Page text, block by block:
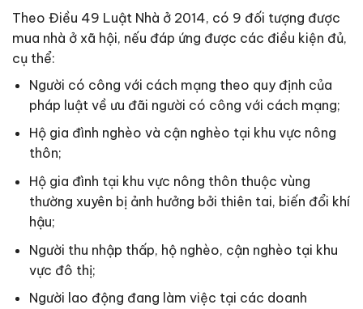
Theo Điều 49 Luật Nhà ở 2014, có 9 đối tượng được
mua nhà ở xã hội, nếu đáp ứng được các điều kiện đủ,
cụ thể:
Người có công với cách mạng theo quy định của
pháp luật về ưu đãi người có công với cách mạng;
Hộ gia đình nghèo và cận nghèo tại khu vực nông
thôn;
Hộ gia đình tại khu vực nông thôn thuộc vùng
thường xuyên bị ảnh hưởng bởi thiên tai, biến đổi khí
hậu;
Người thu nhập thấp, hộ nghèo, cận nghèo tại khu
vực đô thị;
Người lao động đang làm việc tại các doanh